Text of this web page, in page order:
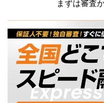
まずは審査